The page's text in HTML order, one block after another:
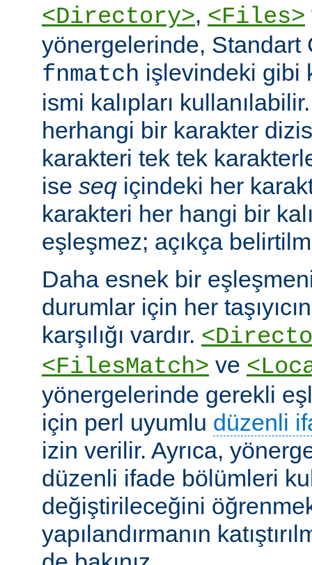
<Directory>, <Files>
yönergelerinde, Standart
fnmatch işlevindeki gibi
ismi kalıpları
herhangi bir karakter
karakteri tek tek
ise seq içindeki her
karakteri her hangi bir
eşleşmez; açıkça
Daha esnek bir
durumlar için her
karşılığı vardır.
<FilesMatch> ve
yönergelerinde gerekli
için perl uyumlu düzenli
izin verilir. Ayrıca,
düzenli ifade bölümleri
değiştirileceğini
yapılandırmanın